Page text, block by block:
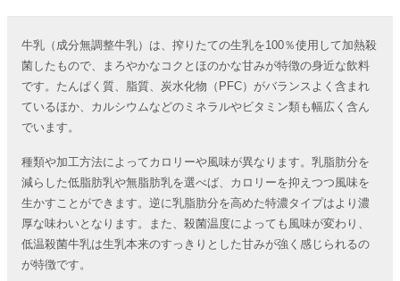
牛乳（成分無調整牛乳）は、搾りたての生乳を100％使用して加熱殺
菌したもので、まろやかなコクとほのかな甘みが特徴の身近な飲料
です。たんぱく質、脂質、炭水化物（PFC）がバランスよく含まれ
ているほか、カルシウムなどのミネラルやビタミン類も幅広く含ん
でいます。
種類や加工方法によってカロリーや風味が異なります。乳脂肪分を
減らした低脂肪乳や無脂肪乳を選べば、カロリーを抑えつつ風味を
生かすことができます。逆に乳脂肪分を高めた特濃タイプはより濃
厚な味わいとなります。また、殺菌温度によっても風味が変わり、
低温殺菌牛乳は生乳本来のすっきりとした甘みが強く感じられるの
が特徴です。